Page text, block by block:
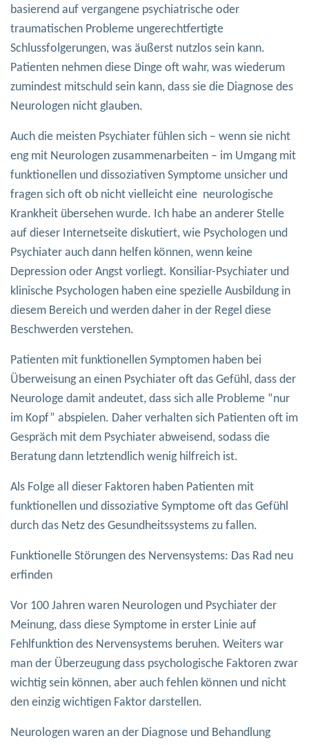
basierend auf vergangene psychiatrische oder
traumatischen Probleme ungerechtfertigte
Schlussfolgerungen, was äußerst nutzlos sein kann.
Patienten nehmen diese Dinge oft wahr, was wiederum
zumindest mitschuld sein kann, dass sie die Diagnose des
Neurologen nicht glauben.
Auch die meisten Psychiater fühlen sich – wenn sie nicht
eng mit Neurologen zusammenarbeiten – im Umgang mit
funktionellen und dissoziativen Symptome unsicher und
fragen sich oft ob nicht vielleicht eine neurologische
Krankheit übersehen wurde. Ich habe an anderer Stelle
auf dieser Internetseite diskutiert, wie Psychologen und
Psychiater auch dann helfen können, wenn keine
Depression oder Angst vorliegt. Konsiliar-Psychiater und
klinische Psychologen haben eine spezielle Ausbildung in
diesem Bereich und werden daher in der Regel diese
Beschwerden verstehen.
Patienten mit funktionellen Symptomen haben bei
Überweisung an einen Psychiater oft das Gefühl, dass der
Neurologe damit andeutet, dass sich alle Probleme “nur
im Kopf” abspielen. Daher verhalten sich Patienten oft im
Gespräch mit dem Psychiater abweisend, sodass die
Beratung dann letztendlich wenig hilfreich ist.
Als Folge all dieser Faktoren haben Patienten mit
funktionellen und dissoziative Symptome oft das Gefühl
durch das Netz des Gesundheitssystems zu fallen.
Funktionelle Störungen des Nervensystems: Das Rad neu
erfinden
Vor 100 Jahren waren Neurologen und Psychiater der
Meinung, dass diese Symptome in erster Linie auf
Fehlfunktion des Nervensystems beruhen. Weiters war
man der Überzeugung dass psychologische Faktoren zwar
wichtig sein können, aber auch fehlen können und nicht
den einzig wichtigen Faktor darstellen.
Neurologen waren an der Diagnose und Behandlung